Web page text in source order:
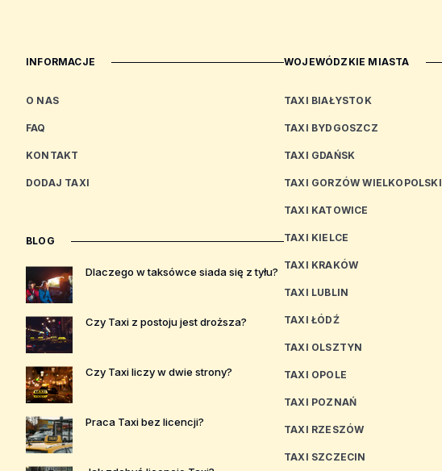
INFORMACJE
O NAS
FAQ
KONTAKT
DODAJ TAXI
BLOG
Dlaczego w taksówce siada się z tyłu?
Czy Taxi z postoju jest droższa?
Czy Taxi liczy w dwie strony?
Praca Taxi bez licencji?
WOJEWÓDZKIE MIASTA
TAXI BIAŁYSTOK
TAXI BYDGOSZCZ
TAXI GDAŃSK
TAXI GORZÓW WIELKOPOLSKI
TAXI KATOWICE
TAXI KIELCE
TAXI KRAKÓW
TAXI LUBLIN
TAXI ŁÓDŹ
TAXI OLSZTYN
TAXI OPOLE
TAXI POZNAŃ
TAXI RZESZÓW
TAXI SZCZECIN